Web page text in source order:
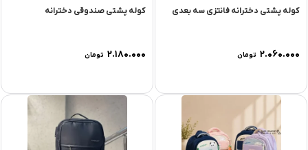
کوله پشتی دخترانه فانتزی سه بعدی
۲.۰۶۰.۰۰۰ تومان
کوله پشتی صندوقی دخترانه
۲.۱۸۰.۰۰۰ تومان